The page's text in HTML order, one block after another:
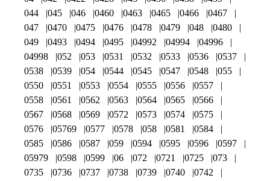
044
045 046 0460 0463 0465 0466
0467
047
0470 0475 0476 0478 0479 048
0480
049
0493 0494 0495 04992 04994
04996
04998
052 053 0531 0532 0533 0536
0537
0538
0539 054 0544 0545 0547 0548
055
0550
0551 0553 0554 0555 0556
0557
0558
0561 0562 0563 0564 0565
0566
0567
0568 0569 0572 0573 0574
0575
0576
05769 0577 0578 058 0581
0584
0585
0586 0587 059 0594 0595 0596
0597
05979
0598 0599 06 072 0721 0725
073
0735
0736 0737 0738 0739 0740
0742